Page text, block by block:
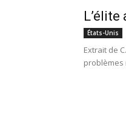
États-Unis
Extrait de
problèmes